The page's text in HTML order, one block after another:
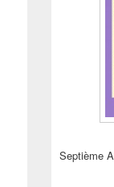
Septième